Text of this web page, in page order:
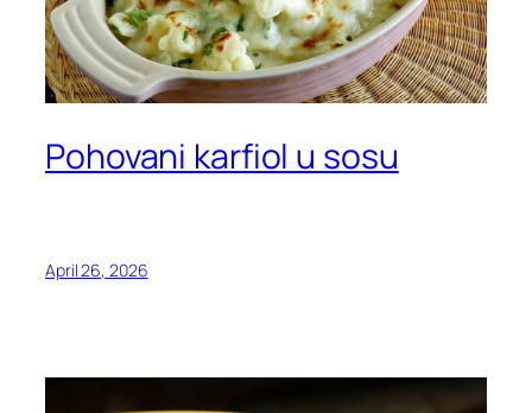
Pohovani karfiol u sosu
April 26, 2026